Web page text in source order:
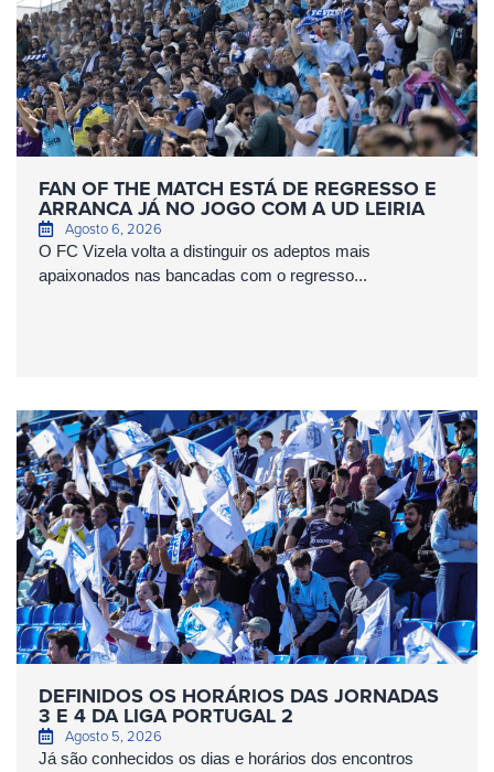
FAN OF THE MATCH ESTÁ DE REGRESSO E
ARRANCA JÁ NO JOGO COM A UD LEIRIA
Agosto 6, 2026
O FC Vizela volta a distinguir os adeptos mais
apaixonados nas bancadas com o regresso...
DEFINIDOS OS HORÁRIOS DAS JORNADAS
3 E 4 DA LIGA PORTUGAL 2
Agosto 5, 2026
Já são conhecidos os dias e horários dos encontros